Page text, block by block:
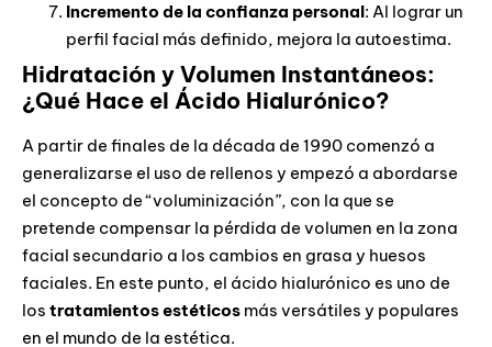
Incremento de la confianza personal: Al lograr un
perfil facial más definido, mejora la autoestima.
Hidratación y Volumen Instantáneos:
¿Qué Hace el Ácido Hialurónico?
A partir de finales de la década de 1990 comenzó a
generalizarse el uso de rellenos y empezó a abordarse
el concepto de “voluminización”, con la que se
pretende compensar la pérdida de volumen en la zona
facial secundario a los cambios en grasa y huesos
faciales. En este punto, el ácido hialurónico es uno de
los tratamientos estéticos más versátiles y populares
en el mundo de la estética.